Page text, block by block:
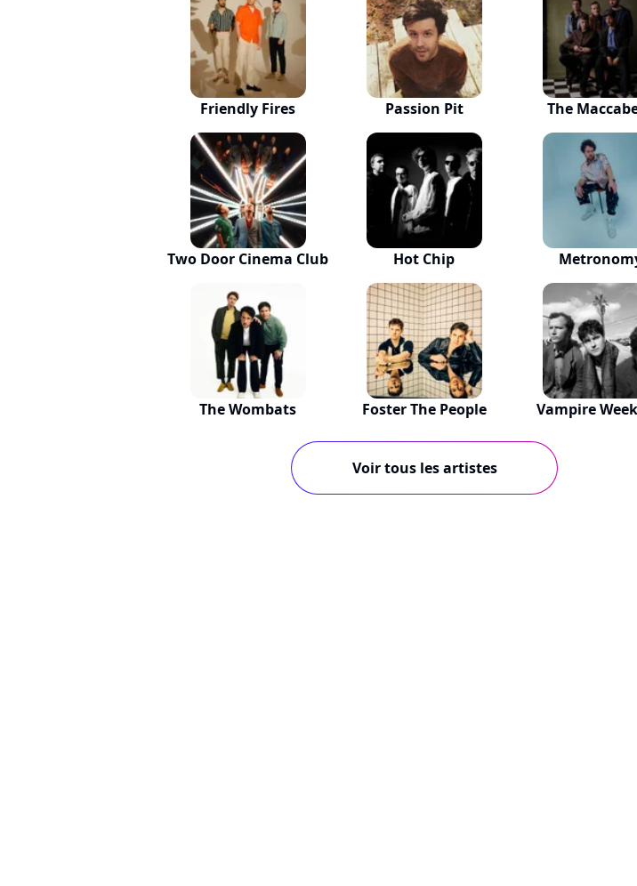
Friendly Fires Passion Pit The
Two Door Cinema Club Hot Chip
The Wombats Foster The People Vampire
Voir tous les artistes